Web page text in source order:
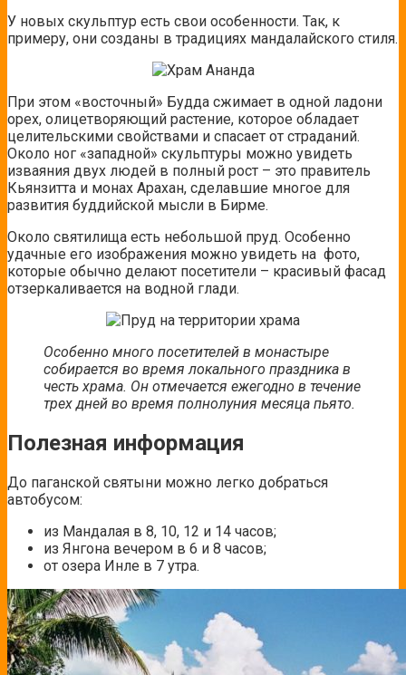
У новых скульптур есть свои особенности. Так, к
примеру, они созданы в традициях мандалайского стиля.
При этом «восточный» Будда сжимает в одной ладони
орех, олицетворяющий растение, которое обладает
целительскими свойствами и спасает от страданий.
Около ног «западной» скульптуры можно увидеть
изваяния двух людей в полный рост – это правитель
Кьянзитта и монах Арахан, сделавшие многое для
развития буддийской мысли в Бирме.
Около святилища есть небольшой пруд. Особенно
удачные его изображения можно увидеть на фото,
которые обычно делают посетители – красивый фасад
отзеркаливается на водной глади.
Особенно много посетителей в монастыре
собирается во время локального праздника в
честь храма. Он отмечается ежегодно в течение
трех дней во время полнолуния месяца пьято.
Полезная информация
До паганской святыни можно легко добраться
автобусом:
из Мандалая в 8, 10, 12 и 14 часов;
из Янгона вечером в 6 и 8 часов;
от озера Инле в 7 утра.